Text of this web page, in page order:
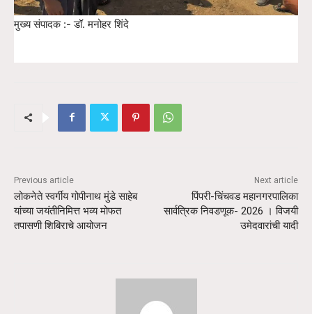
मुख्य संपादक :- डॉ. मनोहर शिंदे
Previous article
लोकनेते स्वर्गीय गोपीनाथ मुंडे साहेब
यांच्या जयंतीनिमित्त भव्य मोफत
तपासणी शिबिराचे आयोजन
Next article
पिंपरी-चिंचवड महानगरपालिका
सार्वत्रिक निवडणूक- 2026 । विजयी
उमेदवारांची यादी